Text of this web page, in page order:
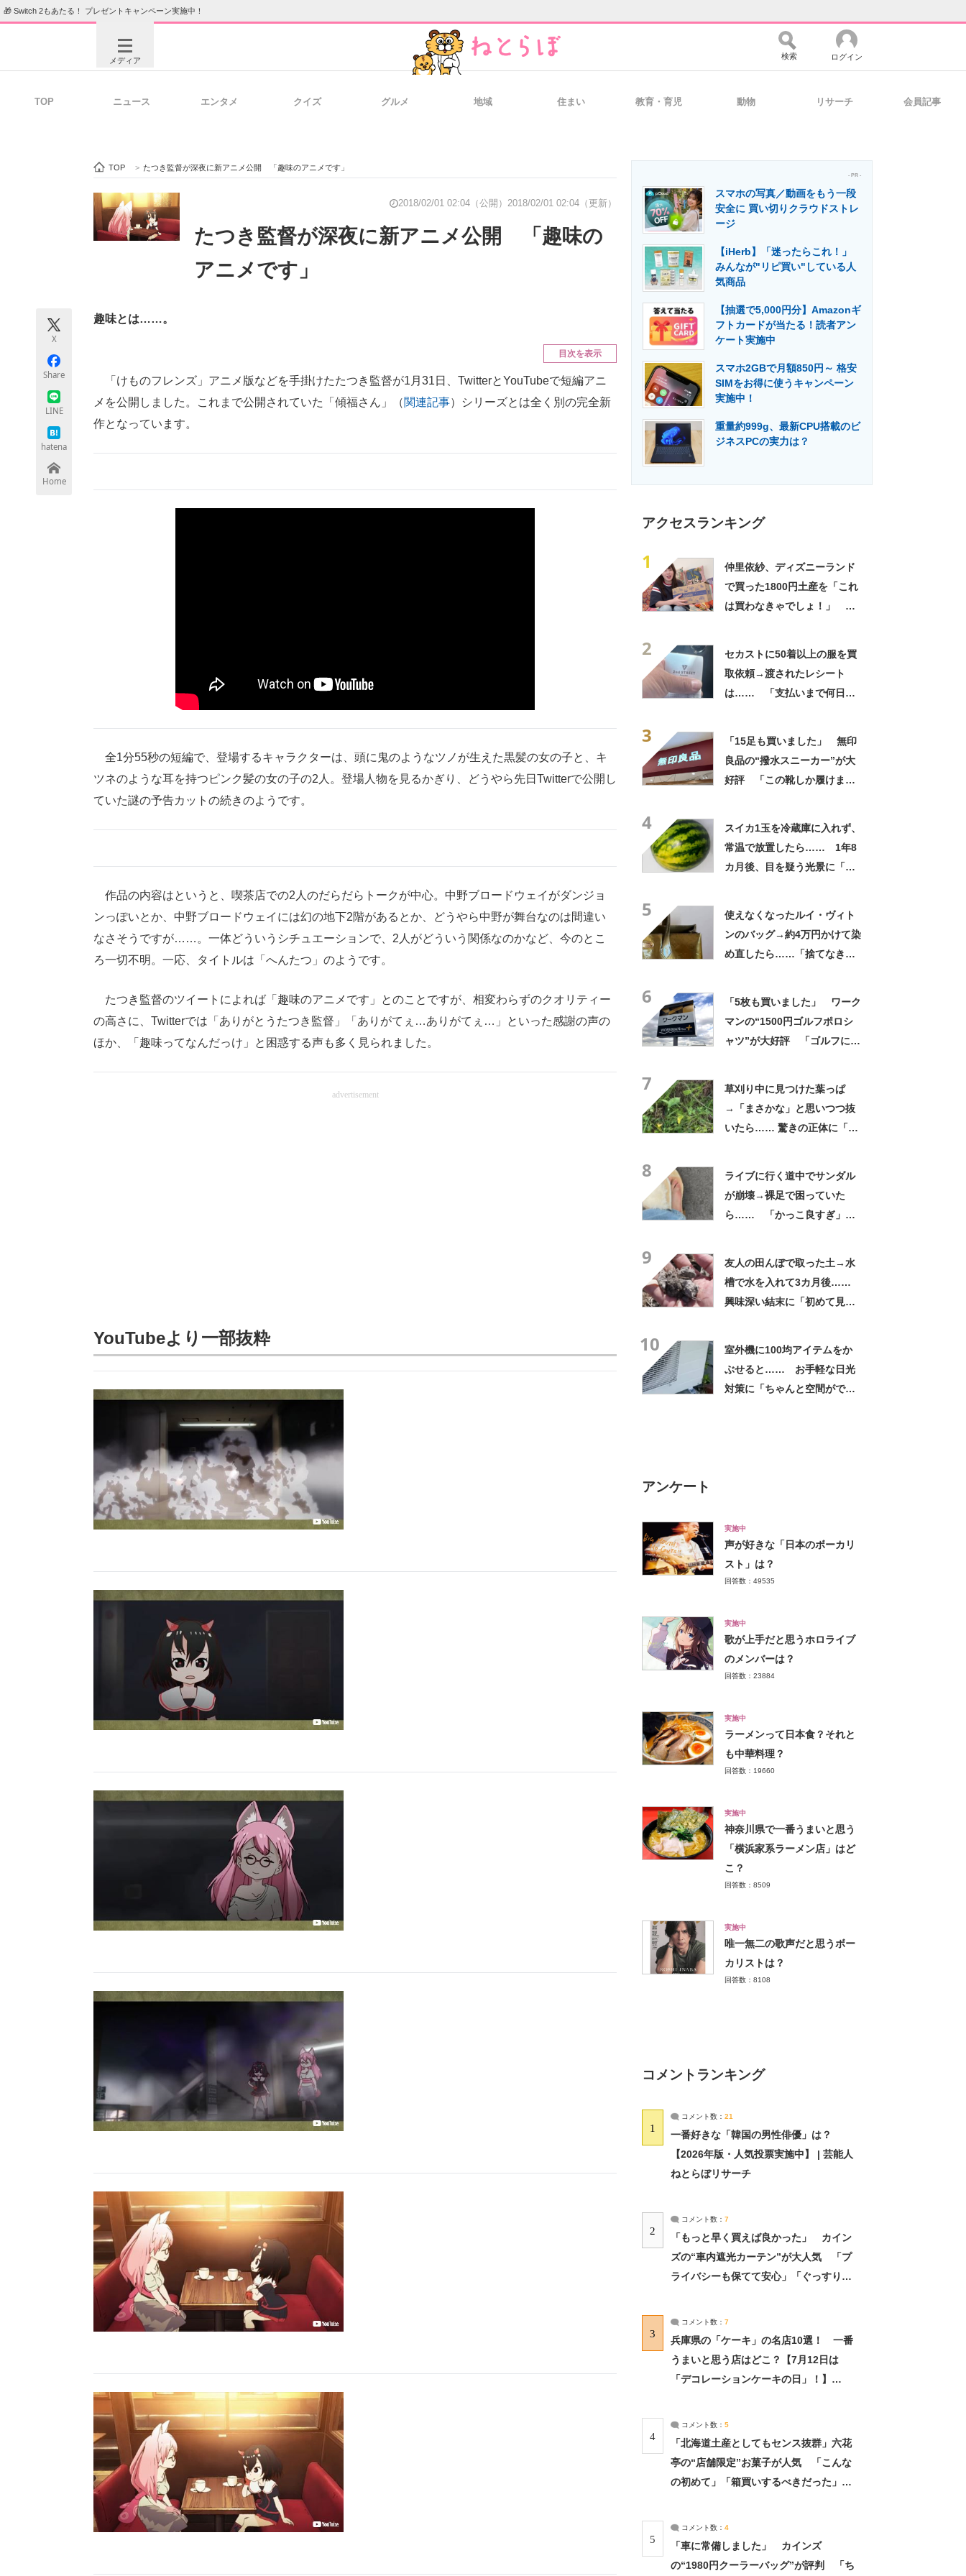
🎁 Switch 2もあたる！ プレゼントキャンペーン実施中！
メディア
ビジネスと働き方のヒント 経営リーダーのコミュニティ マーケ×ITの今がよく分かる
ITエンジニア向け専門サイト 企業向けIT製品の総合サイト 製造業のIT導入・活用を支援
エネルギーの専門メディア 建設×テクノロジーの最前線
ちょっと気になるネットの話題
検索 ログイン
TOP ニュース エンタメ クイズ グルメ 地域 住まい 教育・育児 動物 リサーチ 会員記事
TOP > たつき監督が深夜に新アニメ公開 「趣味のアニメです」
2018/02/01 02:04（公開） 2018/02/01 02:04（更新）
たつき監督が深夜に新アニメ公開 「趣味の
アニメです」
X
Share
LINE
hatena
Home
趣味とは……。
目次を表示
「けものフレンズ」アニメ版などを手掛けたたつき監督が1月31日、TwitterとYouTubeで短編アニ
メを公開しました。これまで公開されていた「傾福さん」（関連記事）シリーズとは全く別の完全新
作となっています。
全1分55秒の短編で、登場するキャラクターは、頭に鬼のようなツノが生えた黒髪の女の子と、キ
ツネのような耳を持つピンク髪の女の子の2人。登場人物を見るかぎり、どうやら先日Twitterで公開し
ていた謎の予告カットの続きのようです。
作品の内容はというと、喫茶店での2人のだらだらトークが中心。中野ブロードウェイがダンジョ
ンっぽいとか、中野ブロードウェイには幻の地下2階があるとか、どうやら中野が舞台なのは間違い
なさそうですが……。一体どういうシチュエーションで、2人がどういう関係なのかなど、今のとこ
ろ一切不明。一応、タイトルは「へんたつ」のようです。
たつき監督のツイートによれば「趣味のアニメです」とのことですが、相変わらずのクオリティー
の高さに、Twitterでは「ありがとうたつき監督」「ありがてぇ…ありがてぇ…」といった感謝の声の
ほか、「趣味ってなんだっけ」と困惑する声も多く見られました。
advertisement
YouTubeより一部抜粋
- PR -
スマホの写真／動画をもう一段
安全に 買い切りクラウドストレ
ージ
【iHerb】「迷ったらこれ！」
みんなが"リピ買い"している人
気商品
【抽選で5,000円分】Amazonギ
フトカードが当たる！読者アン
ケート実施中
スマホ2GBで月額850円～ 格安
SIMをお得に使うキャンペーン
実施中！
重量約999g、最新CPU搭載のビ
ジネスPCの実力は？
アクセスランキング
1
仲里依紗、ディズニーランド
で買った1800円土産を「これ
は買わなきゃでしょ！」
2
セカストに50着以上の服を買
取依頼→渡されたレシート
は…… 「支払いまで何日か
3
「15足も買いました」 無印
良品の“撥水スニーカー”が大
好評 「この靴しか履けませ
4
スイカ1玉を冷蔵庫に入れず、
常温で放置したら…… 1年8
カ月後、目を疑う光景に「ヤ
5
使えなくなったルイ・ヴィト
ンのバッグ→約4万円かけて染
め直したら……「捨てなきゃ
6
「5枚も買いました」 ワーク
マンの“1500円ゴルフポロシ
ャツ”が大好評 「ゴルフにも
7
草刈り中に見つけた葉っぱ
→「まさかな」と思いつつ抜
いたら…… 驚きの正体に「お
8
ライブに行く道中でサンダル
が崩壊→裸足で困っていた
ら…… 「かっこ良すぎ」ま
9
友人の田んぼで取った土→水
槽で水を入れて3カ月後……
興味深い結末に「初めて見
10
室外機に100均アイテムをか
ぶせると…… お手軽な日光
対策に「ちゃんと空間ができ
アンケート
実施中
声が好きな「日本のボーカリ
スト」は？
回答数：49535
実施中
歌が上手だと思うホロライブ
のメンバーは？
回答数：23884
実施中
ラーメンって日本食？それと
も中華料理？
回答数：19660
実施中
神奈川県で一番うまいと思う
「横浜家系ラーメン店」はど
こ？
回答数：8509
実施中
唯一無二の歌声だと思うボー
カリストは？
回答数：8108
コメントランキング
1
コメント数： 21
一番好きな「韓国の男性俳優」は？
【2026年版・人気投票実施中】 | 芸能人
ねとらぼリサーチ
2
コメント数： 7
「もっと早く買えば良かった」 カイン
ズの“車内遮光カーテン”が大人気 「プ
ライバシーも保てて安心」「ぐっすり眠
3
コメント数： 7
兵庫県の「ケーキ」の名店10選！ 一番
うまいと思う店はどこ？【7月12日は
「デコレーションケーキの日」！】
4
コメント数： 5
「北海道土産としてもセンス抜群」六花
亭の“店舗限定”お菓子が人気 「こんな
の初めて」「箱買いするべきだった」
5
コメント数： 4
「車に常備しました」 カインズ
の“1980円クーラーバッグ”が評判 「ち